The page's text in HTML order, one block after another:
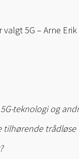
5G – Arne
teknologi og
tilhørende